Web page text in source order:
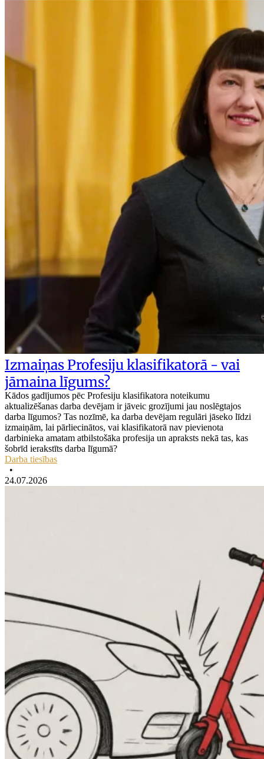
Izmaiņas Profesiju klasifikatorā - vai
jāmaina līgums?
Kādos gadījumos pēc Profesiju klasifikatora noteikumu
aktualizēšanas darba devējam ir jāveic grozījumi jau noslēgtajos
darba līgumos? Tas nozīmē, ka darba devējam regulāri jāseko līdzi
izmaiņām, lai pārliecinātos, vai klasifikatorā nav pievienota
darbinieka amatam atbilstošāka profesija un apraksts nekā tas, kas
šobrīd ierakstīts darba līgumā?
Darba tiesības
•
24.07.2026